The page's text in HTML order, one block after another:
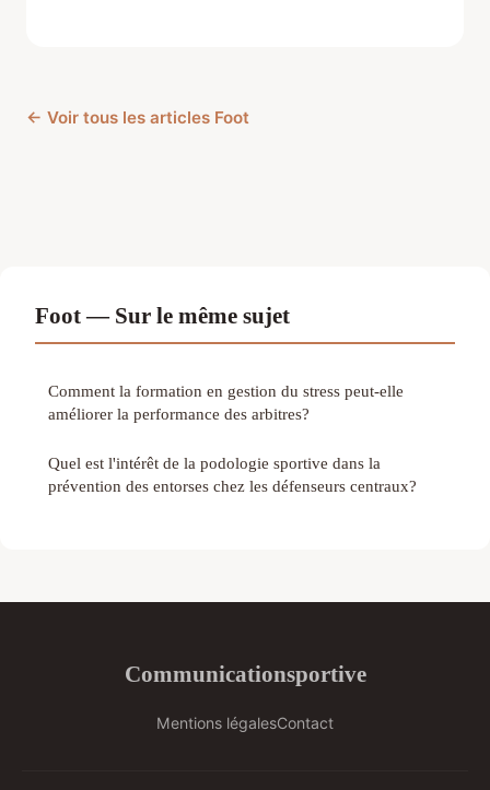
← Voir tous les articles Foot
Foot — Sur le même sujet
Comment la formation en gestion du stress peut-elle
améliorer la performance des arbitres?
Quel est l'intérêt de la podologie sportive dans la
prévention des entorses chez les défenseurs centraux?
Communicationsportive
Mentions légalesContact